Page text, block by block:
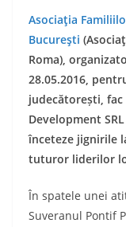
Asociaţia
Bucureşti
Roma),
28.05.2016,
judecătorești,
Development
înceteze jignirile
tuturor liderilor
În spatele unei
Suveranul Pontif